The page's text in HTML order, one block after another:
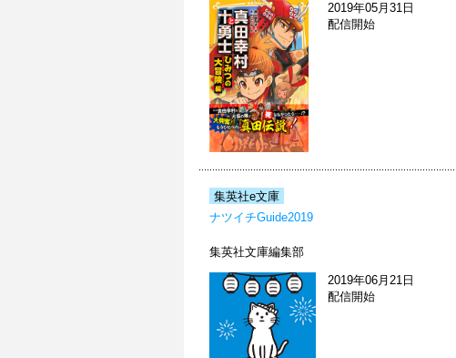
2019年05月31日
配信開始
集英社e文庫
ナツイチGuide2019
集英社文庫編集部
2019年06月21日
配信開始